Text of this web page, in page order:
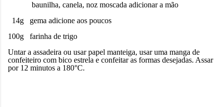
baunilha, canela, noz moscada adicionar a mão
14g gema adicione aos poucos
100g farinha de trigo
Untar a assadeira ou usar papel manteiga, usar uma manga de
confeiteiro com bico estrela e confeitar as formas desejadas. Assar
por 12 minutos a 180°C.